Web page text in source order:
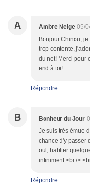
A Ambre Neige 05/
Bonjour Chinou,
trop contente,
du net! Merci pour
end à toi!
Répondre
B Bonheur du Jour
Je suis très émue
chance d'y passer
oui, habiter
infiniment.<br />
Répondre